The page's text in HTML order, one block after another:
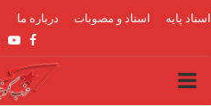
اسناد پایه اسناد و مصوبات درباره ما
PRIMARY